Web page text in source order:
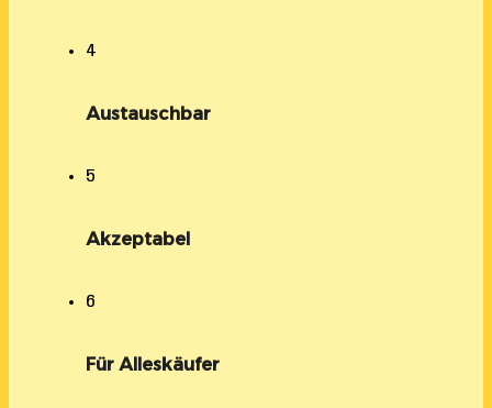
4
Austauschbar
5
Akzeptabel
6
Für Alleskäufer